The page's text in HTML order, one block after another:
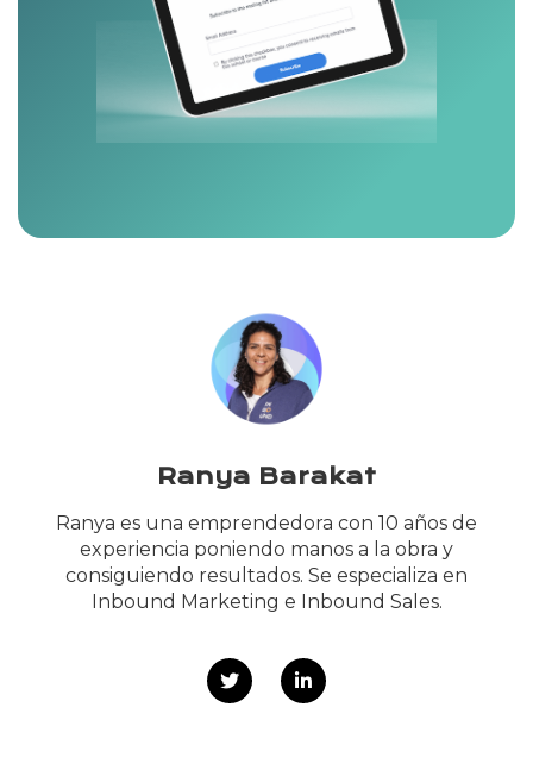
Ranya Barakat
Ranya es una emprendedora con 10 años de
experiencia poniendo manos a la obra y
consiguiendo resultados. Se especializa en
Inbound Marketing e Inbound Sales.